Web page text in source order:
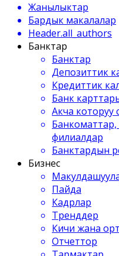
Жанылыктар
Бардык макалалар
Header.all_authors
Банктар
Банктар
Депозиттик
Кредиттик
Банк
Акча которуу
филиалдар
Банктардын
Бизнес
Пайда
Кадрлар
Тренддер
Кичи жана
Отчеттор